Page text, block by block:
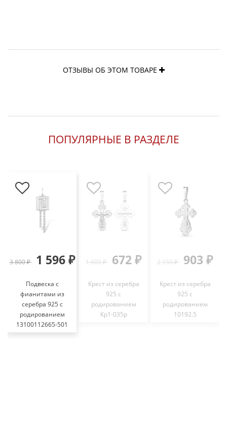
ОТЗЫВЫ ОБ ЭТОМ ТОВАРЕ
ПОПУЛЯРНЫЕ В РАЗДЕЛЕ
3 800 ₽ 1 596 ₽
Подвеска с
фианитами из
серебра 925 с
родированием
13100112665-501
1 600 ₽ 672 ₽
Крест из серебра
925 с
родированием
Кр1-035р
2 150 ₽ 903 ₽
Крест из серебра
925 с
родированием
10192.5